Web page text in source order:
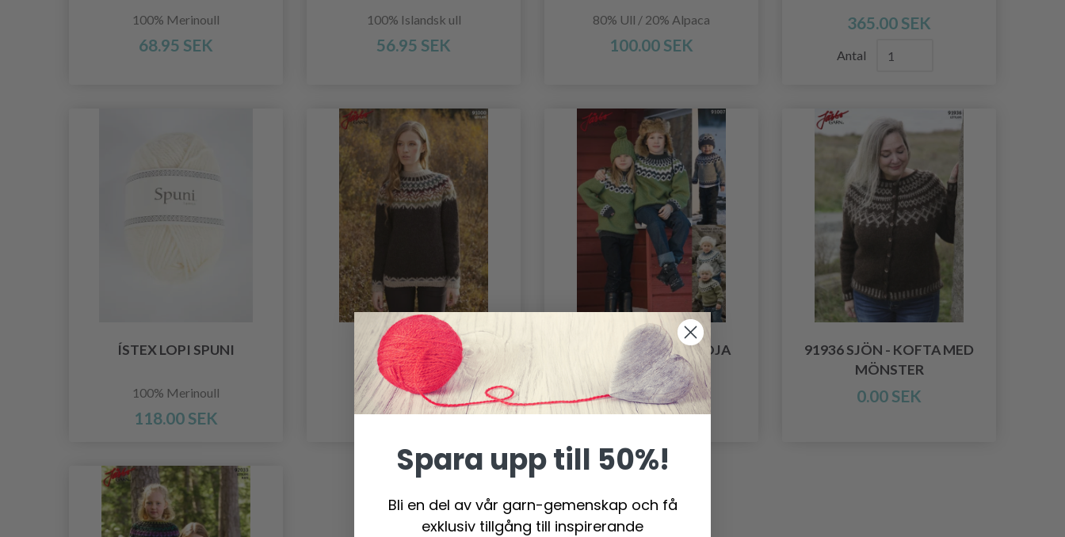
100% Merinoull
68.95 SEK
100% Islandsk ull
56.95 SEK
80% Ull / 20% Alpaca
100.00 SEK
365.00 SEK
Antal
ÍSTEX LOPI SPUNI
100% Merinoull
118.00 SEK
91000 AFMÆLI
0.00 SEK
91007 ISLÄNDSK TRÖJA
0.00 SEK
91936 SJÖN - KOFTA MED
MÖNSTER
0.00 SEK
Spara upp till 50%!
Bli en del av vår garn-gemenskap och få
exklusiv tillgång till inspirerande